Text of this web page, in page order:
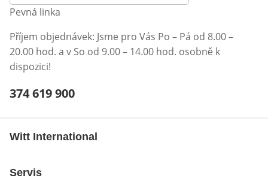
Pevná linka
Příjem objednávek: Jsme pro Vás Po – Pá od 8.00 –
20.00 hod. a v So od 9.00 – 14.00 hod. osobně k
dispozici!
Telefonní číslo:
374 619 900
Witt International
Servis